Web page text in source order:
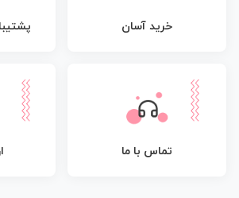
خرید آسان
تماس با ما